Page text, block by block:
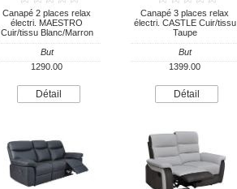
Canapé 2 places relax
électri. MAESTRO
Cuir/tissu Blanc/Marron
But
1290.00
Détail
Canapé 3 places relax
électri. CASTLE Cuir/tissu
Taupe
But
1399.00
Détail